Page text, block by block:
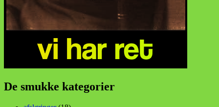
De smukke kategorier